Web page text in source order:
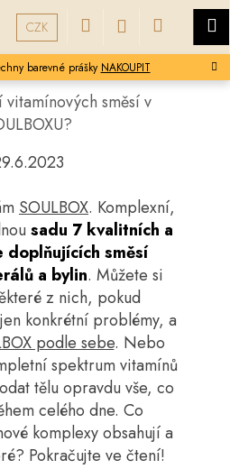
CZK Hledat PřihlášeníNákupní
košík
barevné prášky NAKOUPIT
vitamínových směsí v
SOULBOX. Komplexní,
sadu 7 kvalitních a
doplňujících směsí
a bylin. Můžete si
z nich, pokud
konkrétní problémy, a
podle sebe. Nebo
spektrum vitamínů
tělu opravdu vše, co
celého dne. Co
komplexy obsahují a
Pokračujte ve čtení!